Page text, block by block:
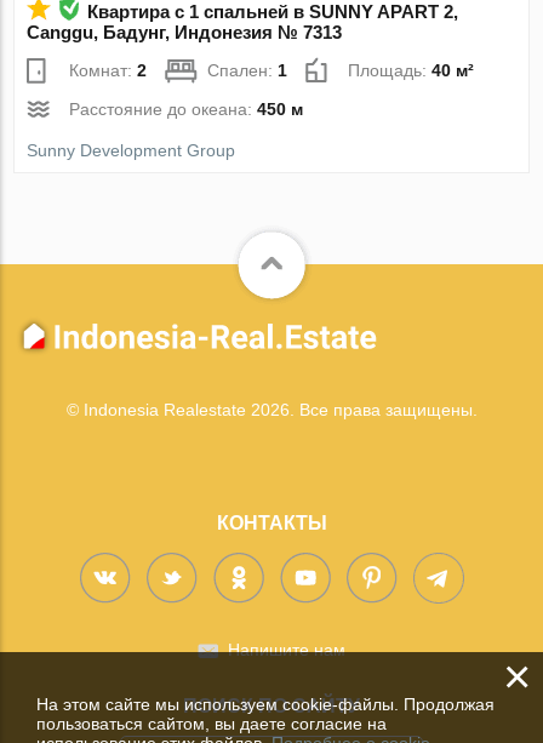
Квартира с 1 спальней в SUNNY APART 2,
Canggu, Бадунг, Индонезия № 7313
Комнат:2 Спален:1 Площадь:40 м²
Расстояние до океана:450 м
Sunny Development Group
© Indonesia Realestate 2026. Все права защищены.
КОНТАКТЫ
Напишите нам
ПОИСК ПО САЙТУ
×
На этом сайте мы используем cookie-файлы. Продолжая
пользоваться сайтом, вы даете согласие на